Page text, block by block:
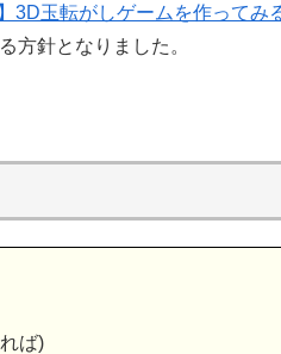
3D玉転がしゲームを作ってみ
方針となりました。
ば)